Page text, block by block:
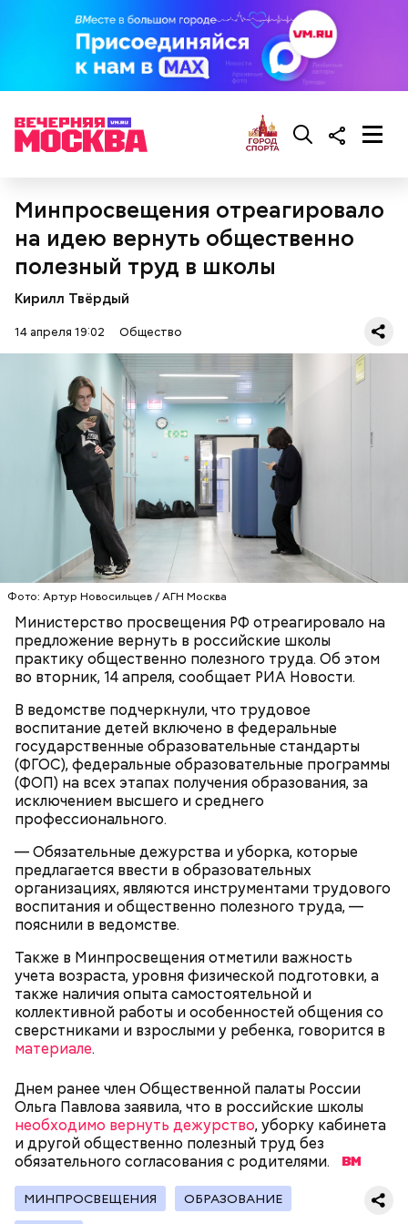
Минпросвещения отреагировало
на идею вернуть общественно
полезный труд в школы
Кирилл Твёрдый
14 апреля 19:02 Общество
Фото: Артур Новосильцев / АГН Москва
Министерство просвещения РФ отреагировало на
предложение вернуть в российские школы
практику общественно полезного труда. Об этом
во вторник, 14 апреля, сообщает РИА Новости.
В ведомстве подчеркнули, что трудовое
воспитание детей включено в федеральные
государственные образовательные стандарты
(ФГОС), федеральные образовательные программы
(ФОП) на всех этапах получения образования, за
исключением высшего и среднего
профессионального.
— Обязательные дежурства и уборка, которые
предлагается ввести в образовательных
организациях, являются инструментами трудового
воспитания и общественно полезного труда, —
пояснили в ведомстве.
Также в Минпросвещения отметили важность
учета возраста, уровня физической подготовки, а
также наличия опыта самостоятельной и
коллективной работы и особенностей общения со
сверстниками и взрослыми у ребенка, говорится в
материале.
Днем ранее член Общественной палаты России
Ольга Павлова заявила, что в российские школы
необходимо вернуть дежурство, уборку кабинета
и другой общественно полезный труд без
обязательного согласования с родителями.
МИНПРОСВЕЩЕНИЯ ОБРАЗОВАНИЕ
Цель Дня «Побалуйте свою собаку» — выразить
своему питомцу любовь и внимание. В этот
праздник можно купить своей собаке какой-
День попутного ветра
День попутного ветра, как правило, отмечают в
прибрежных городах. Там 10 августа
устраиваются соревнования по парусным видам
спорта. Также в этот праздник проходят
тематические концерты, посвященные
профессиям, связанным с морем.